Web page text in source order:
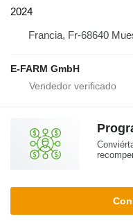
2024
Francia, Fr-68640
E-FARM GmbH